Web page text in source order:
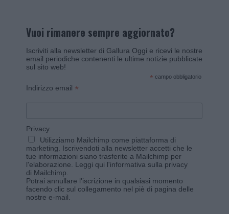
Vuoi rimanere sempre aggiornato?
Iscriviti alla newsletter di Gallura Oggi e ricevi le nostre
email periodiche contenenti le ultime notizie pubblicate
sul sito web!
* campo obbligatorio
Indirizzo email *
Privacy
Utilizziamo Mailchimp come piattaforma di
marketing. Iscrivendoti alla newsletter accetti che le
tue informazioni siano trasferite a Mailchimp per
l'elaborazione. Leggi qui l'informativa sulla privacy
di Mailchimp
Potrai annullare l'iscrizione in qualsiasi momento
facendo clic sul collegamento nel piè di pagina delle
nostre e-mail.